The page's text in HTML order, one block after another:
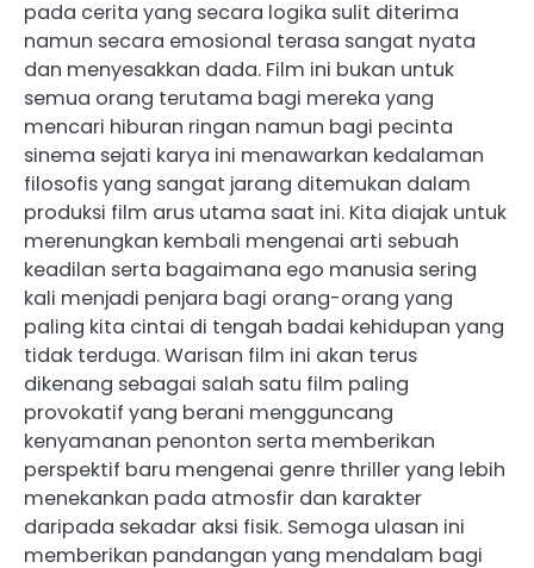
pada cerita yang secara logika sulit diterima
namun secara emosional terasa sangat nyata
dan menyesakkan dada. Film ini bukan untuk
semua orang terutama bagi mereka yang
mencari hiburan ringan namun bagi pecinta
sinema sejati karya ini menawarkan kedalaman
filosofis yang sangat jarang ditemukan dalam
produksi film arus utama saat ini. Kita diajak untuk
merenungkan kembali mengenai arti sebuah
keadilan serta bagaimana ego manusia sering
kali menjadi penjara bagi orang-orang yang
paling kita cintai di tengah badai kehidupan yang
tidak terduga. Warisan film ini akan terus
dikenang sebagai salah satu film paling
provokatif yang berani mengguncang
kenyamanan penonton serta memberikan
perspektif baru mengenai genre thriller yang lebih
menekankan pada atmosfir dan karakter
daripada sekadar aksi fisik. Semoga ulasan ini
memberikan pandangan yang mendalam bagi